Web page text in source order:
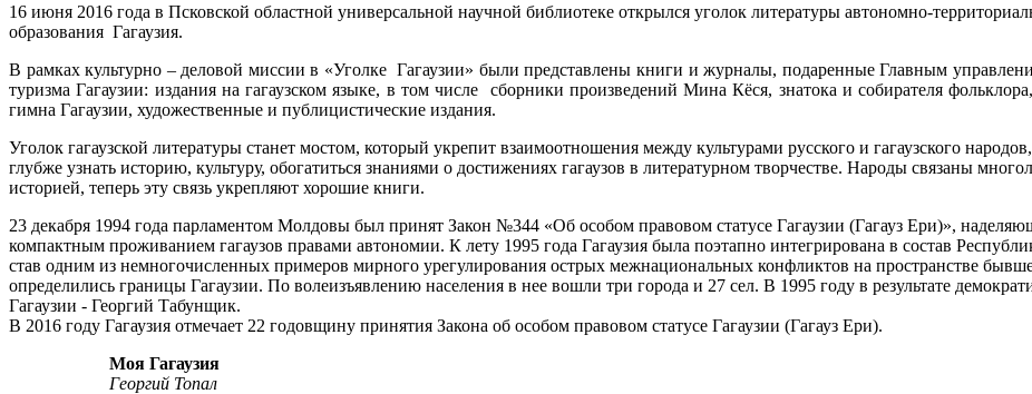
16 июня 2016 года в Псковской областной универсальной научной библиотеке открылся уголок литературы автономно-
образования Гагаузия.
В рамках культурно – деловой миссии в «Уголке Гагаузии» были представлены книги и журналы, подаренные Главным
туризма Гагаузии: издания на гагаузском языке, в том числе сборники произведений Мина Кёся, знатока и собирателя фольклора,
гимна Гагаузии, художественные и публицистические издания.
Уголок гагаузской литературы станет мостом, который укрепит взаимоотношения между культурами русского и гагаузского
глубже узнать историю, культуру, обогатиться знаниями о достижениях гагаузов в литературном творчестве. Народы связаны
историей, теперь эту связь укрепляют хорошие книги.
23 декабря 1994 года парламентом Молдовы был принят Закон №344 «Об особом правовом статусе Гагаузии (Гагауз Ери)»,
компактным проживанием гагаузов правами автономии. К лету 1995 года Гагаузия была поэтапно интегрирована в состав
став одним из немногочисленных примеров мирного урегулирования острых межнациональных конфликтов на пространстве
определились границы Гагаузии. По волеизъявлению населения в нее вошли три города и 27 сел. В 1995 году в результате
Гагаузии - Георгий Табунщик.
В 2016 году Гагаузия отмечает 22 годовщину принятия Закона об особом правовом статусе Гагаузии (Гагауз Ери).
Моя Гагаузия
Георгий Топал